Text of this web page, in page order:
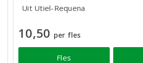
Uit Utiel-Requena
10,50 per fles
Fles